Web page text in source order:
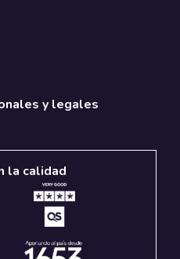
y legales
la calidad